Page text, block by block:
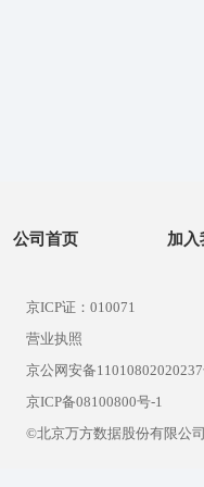
公司首页 加入
京ICP证：010071
营业执照
京公网安备
京ICP备08100800号-1
©北京万方数据股份有限公